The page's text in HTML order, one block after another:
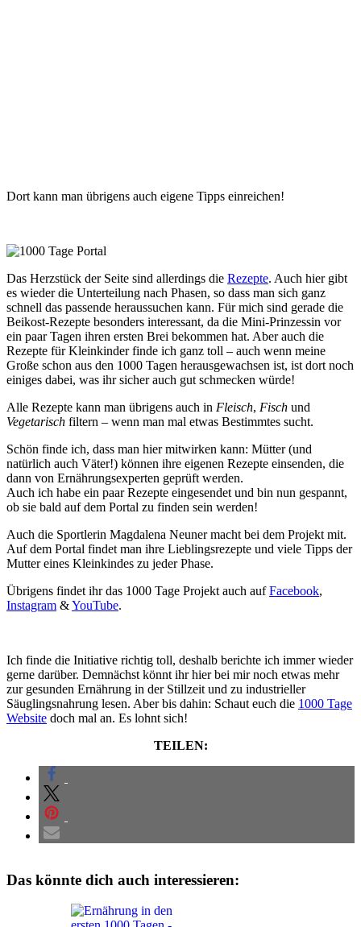
Dort kann man übrigens auch eigene Tipps einreichen!
Das Herzstück der Seite sind allerdings die Rezepte. Auch hier gibt
es wieder die Unterteilung nach Phasen, so dass man sich ganz
schnell das passende heraussuchen kann. Für mich sind gerade die
Beikost-Rezepte besonders interessant, da die Mini-Prinzessin vor
ein paar Tagen ihren ersten Brei bekommen hat. Aber auch die
Rezepte für Kleinkinder finde ich ganz toll – auch wenn meine
Große schon aus den 1000 Tagen herausgewachsen ist, ist dort noch
einiges dabei, was ihr sicher auch gut schmecken würde!
Alle Rezepte kann man übrigens auch in Fleisch, Fisch und
Vegetarisch filtern – wenn man mal etwas Bestimmtes sucht.
Schön finde ich, dass man hier mitwirken kann: Mütter (und
natürlich auch Väter!) können ihre eigenen Rezepte einsenden, die
dann von Ernährungsexperten geprüft werden.
Auch ich habe ein paar Rezepte eingesendet und bin nun gespannt,
ob sie bald auf dem Portal zu finden sein werden!
Auch die Sportlerin Magdalena Neuner macht bei dem Projekt mit.
Auf dem Portal findet man ihre Lieblingsrezepte und viele Tipps der
Mutter eines Kleinkindes zu jeder Phase.
Übrigens findet ihr das 1000 Tage Projekt auch aufFacebook,
Instagram &YouTube.
Ich finde die Initiative richtig toll, deshalb berichte ich immer wieder
gerne darüber. Demnächst könnt ihr hier bei mir noch etwas mehr
zur gesunden Ernährung in der Stillzeit und zu industrieller
Säuglingsnahrung lesen. Aber bis dahin: Schaut euch die 1000 Tage
Website doch mal an. Es lohnt sich!
TEILEN:
Das könnte dich auch interessieren: